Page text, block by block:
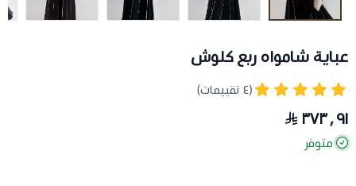
عباية شامواه ربع كلوش
(٤ تقييمات)
٣٧٣٫٩١
متوفر